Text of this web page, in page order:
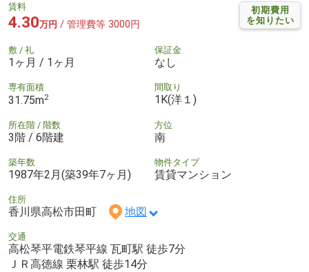
初期費用
を知りたい
賃料
4.30万円 / 管理費等 3000円
敷 / 礼
1ヶ月 / 1ヶ月
保証金
なし
専有面積
31.75m2
間取り
1K(洋１)
所在階 / 階数
3階 / 6階建
方位
南
築年数
1987年2月(築39年7ヶ月)
物件タイプ
賃貸マンション
住所
香川県高松市田町 地図
交通
高松琴平電鉄琴平線 瓦町駅 徒歩7分
ＪＲ高徳線 栗林駅 徒歩14分